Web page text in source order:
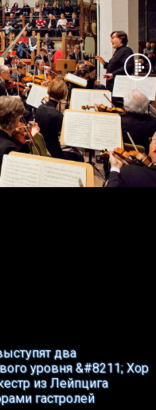
два
уровня &#8211; Хор
из Лейпцига
гастролей